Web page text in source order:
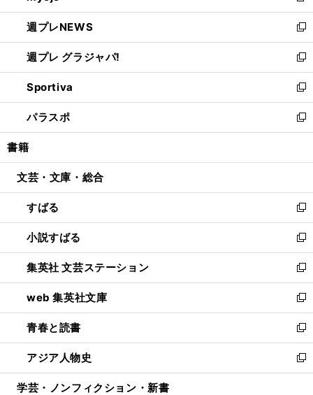
開
く
ウ
で
開
く
ン
ド
ウ
で
開
く
し
い
ウ
ィ
ン
ド
ウ
で
開
週プレNEWS
新
し
い
ウ
ィ
ン
ド
ウ
開
週プレ グラジャパ!
新
し
い
ウ
ィ
ン
ウ
開
く
Sportiva
新
し
い
ウ
ン
ウ
で
開
く
パラスポ
新
し
ウ
ン
ド
ウ
で
開
く
書籍
文芸・文庫・総合
すばる
新
し
い
ウ
ィ
ン
ド
ウ
で
開
く
小説すばる
新
し
い
ウ
ィ
ン
ド
ウ
で
開
集英社 文芸ステーション
新
し
い
ウ
ィ
ン
ド
ウ
web 集英社文庫
新
し
い
ウ
ィ
ン
青春と読書
新
し
い
ウ
アジア人物史
新
し
学芸・ノンフィクション・新書